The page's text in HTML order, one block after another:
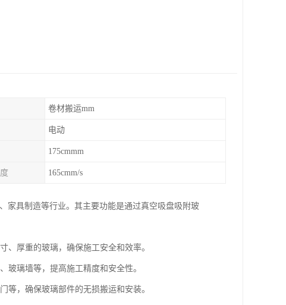
卷材搬运mm
电动
175cmmm
165cmm/s
家具制造等行业。其主要功能是通过真空吸盘吸附玻
、厚重的玻璃，确保施工安全和效率。
玻璃墙等，提高施工精度和安全性。
等，确保玻璃部件的无损搬运和安装。